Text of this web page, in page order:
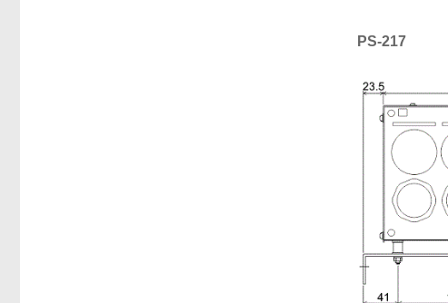
PS-217